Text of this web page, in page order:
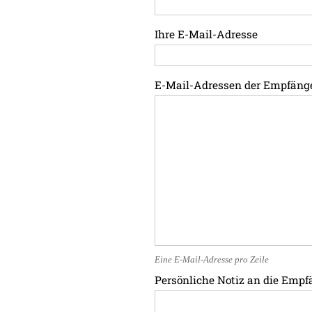
Ihre E-Mail-Adresse
E-Mail-Adressen der
Eine E-Mail-Adresse pro Zeile
Persönliche Notiz an die